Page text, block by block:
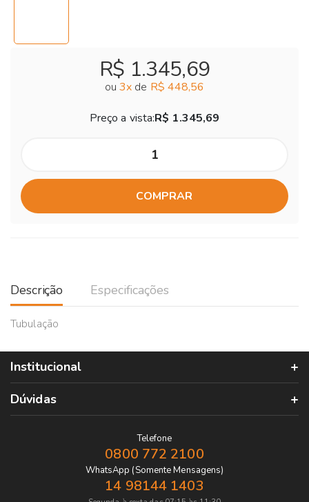
R$ 1.345,69
ou 3x de R$ 448,56
Preço a vista:R$ 1.345,69
COMPRAR
Descrição Especificações
Tubulação
Institucional
Dúvidas
Telefone
0800 772 2100
WhatsApp (Somente Mensagens)
14 98144 1403